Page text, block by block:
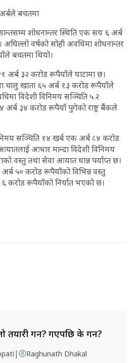
बचतमा
शोधनान्तर स्थिति एक सय ६ अर्ब
वर्षको सोही अवधिमा शोधनान्तर
बचतमा थियो।
अर्ब ३२ करोड रूपैयाँले घाटामा छ।
चालु खाता ६५ अर्ब १३ करोड रूपैयाँले
विदेशी विनिमय सञ्चिति ५.२
अर्ब ३४ करोड रूपैयाँ पुगेको राष्ट्र बैंकले
सञ्चिति १४ खर्ब एक अर्ब ८४ करोड
आधार मान्दा विदेशी विनिमय
वस्तु तथा सेवा आयात धान्न पर्याप्त छ।
५० करोड रूपैयाँको विभिन्न वस्तु
रूपैयाँको निर्यात भएको छ।
तयारी गर्ने? गएपछि के गर्ने?
| Raghunath Dhakal